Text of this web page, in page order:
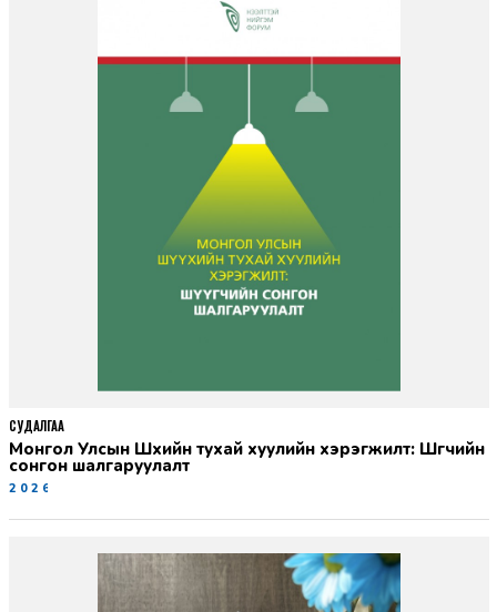
Монгол Улсын Шүүхийн тухай хуулийн хэрэгжилт: Шүүгчийн
сонгон шалгаруулалт
2026-06-19
СУДАЛГАА